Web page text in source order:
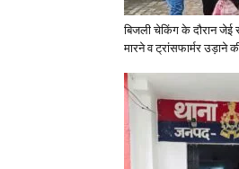
बिजली चेकिंग के दौरान
मारने व ट्रांसफार्मर उड़ाने